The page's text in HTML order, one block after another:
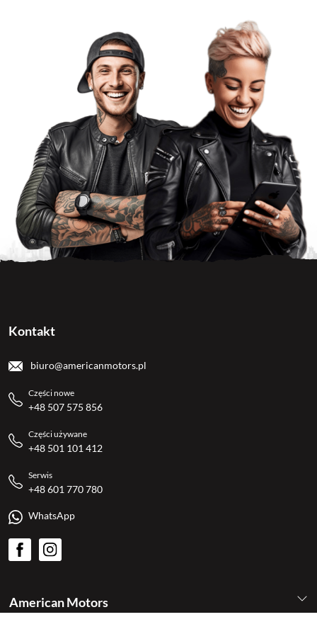
American Motors
Kontakt
biuro@americanmotors.pl
Części nowe
+48 507 575 856
Części używane
+48 501 101 412
Serwis
+48 601 770 780
WhatsApp